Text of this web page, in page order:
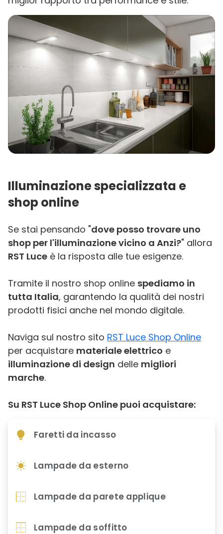
Illuminazione specializzata e
shop online
Se stai pensando "dove posso trovare uno
shop per l'illuminazione vicino a Anzi?" allora
RST Luce è la risposta alle tue esigenze.
Tramite il nostro shop online spediamo in
tutta Italia, garantendo la qualità dei nostri
prodotti fisici anche nel mondo digitale.
Naviga sul nostro sito RST Luce Shop Online
per acquistare materiale elettrico e
illuminazione di design delle migliori
marche.
Su RST Luce Shop Online puoi acquistare:
Faretti da incasso
Lampade da esterno
Lampade da parete applique
Lampade da soffitto